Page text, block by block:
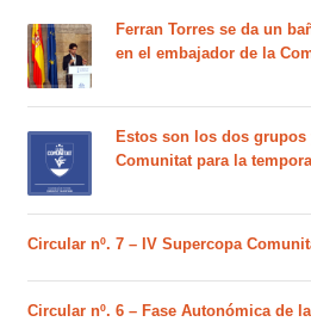
Ferran Torres se da un
en el embajador de la
Estos son los dos
Comunitat para la
Circular nº. 7 – IV Supercopa
Circular nº. 6 – Fase Autonómica de